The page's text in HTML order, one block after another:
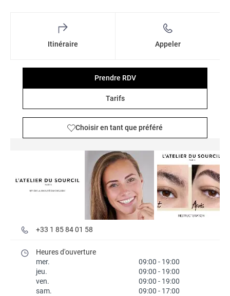
Itinéraire Appeler
Prendre RDV
Tarifs
Choisir en tant que préféré
+33 1 85 84 01 58
Heures d'ouverture
mer.
09:00 - 19:00
jeu.
09:00 - 19:00
ven.
09:00 - 19:00
sam.
09:00 - 17:00